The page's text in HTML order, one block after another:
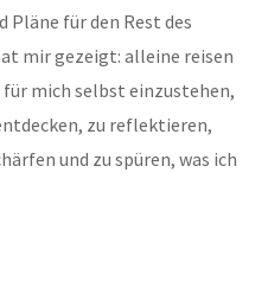
Pläne für den Rest des
mir gezeigt: alleine reisen
mich selbst einzustehen,
zu reflektieren,
und zu spüren, was ich